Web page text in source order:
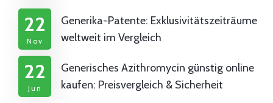
22
Nov
Generika-Patente: Exklusivitätszeiträume
weltweit im Vergleich
22
Jun
Generisches Azithromycin günstig online
kaufen: Preisvergleich & Sicherheit